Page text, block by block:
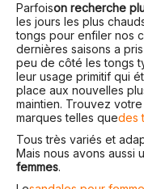
Parfoison recherche
les jours les plus
tongs pour enfiler nos
dernières saisons a
peu de côté les tongs
leur usage primitif qui
place aux nouvelles
maintien. Trouvez
marques telles quedes
Tous très variés et
Mais nous avons aussi
femmes.